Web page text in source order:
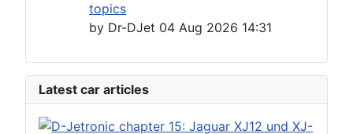
topics
by Dr-DJet 04 Aug 2026 14:31
Latest car articles